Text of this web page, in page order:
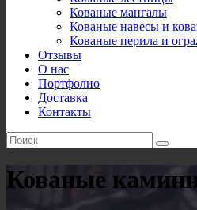
Кованые мангалы
Кованые навесы и
Кованые перила и
Отзывы
О нас
Портфолио
Доставка
Контакты
Кованые